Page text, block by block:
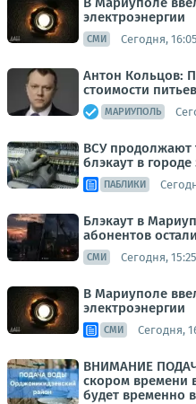
электроэнергии
СМИ Сегодня, 16:05
Антон Кольцов:
стоимости
МАРИУПОЛЬ
ВСУ продолжают
блэкаут в городе
ПАБЛИКИ
Блэкаут в
абонентов
СМИ Сегодня, 15:25
В Мариуполе
электроэнергии
СМИ Сегодня,
ВНИМАНИЕ
скором времени
будет временно